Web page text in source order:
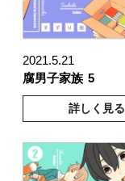
2021.5.21
腐男子家族 5
詳しく見る